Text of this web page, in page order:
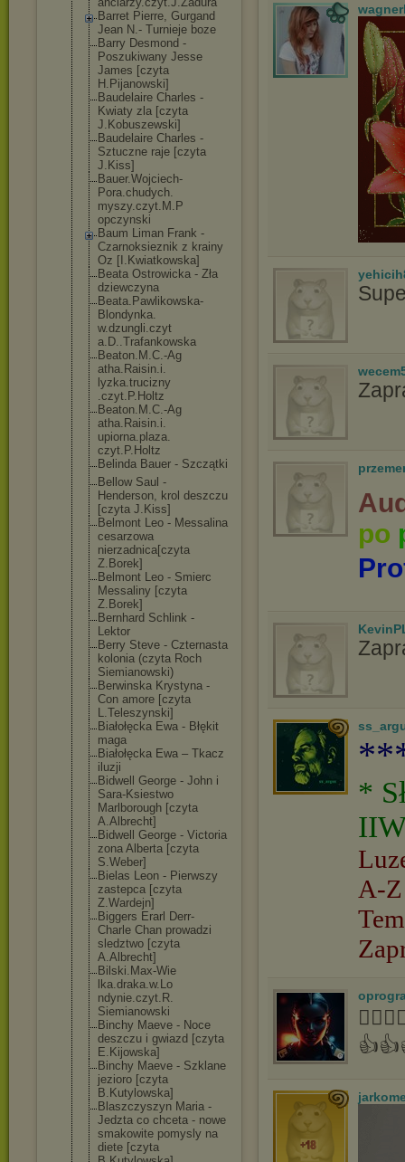
Barret Pierre, Gurgand
Jean N.- Turnieje boze
Barry Desmond -
Poszukiwany Jesse
James [czyta
H.Pijanowski]
Baudelaire Charles -
Kwiaty zla [czyta
J.Kobuszewski]
Baudelaire Charles -
Sztuczne raje [czyta
J.Kiss]
Bauer.Wojciech-
Pora.chudych.
myszy.czyt.M.P
opczynski
Baum Liman Frank -
Czarnoksieznik z krainy
Oz [I.Kwiatkowska]
Beata Ostrowicka - Zła
dziewczyna
Beata.Pawlikowska-
Blondynka.
w.dzungli.czyt
a.D..Trafankowska
Beaton.M.C.-Ag
atha.Raisin.i.
lyzka.trucizny
.czyt.P.Holtz
Beaton.M.C.-Ag
atha.Raisin.i.
upiorna.plaza.
czyt.P.Holtz
Belinda Bauer - Szczątki
Bellow Saul -
Henderson, krol deszczu
[czyta J.Kiss]
Belmont Leo - Messalina
cesarzowa
nierzadnica[czyta
Z.Borek]
Belmont Leo - Smierc
Messaliny [czyta
Z.Borek]
Bernhard Schlink -
Lektor
Berry Steve - Czternasta
kolonia (czyta Roch
Siemianowski)
Berwinska Krystyna -
Con amore [czyta
L.Teleszynski]
Białołęcka Ewa - Błękit
maga
Białołęcka Ewa – Tkacz
iluzji
Bidwell George - John i
Sara-Ksiestwo
Marlborough [czyta
A.Albrecht]
Bidwell George - Victoria
zona Alberta [czyta
S.Weber]
Bielas Leon - Pierwszy
zastepca [czyta
Z.Wardejn]
Biggers Erarl Derr-
Charle Chan prowadzi
sledztwo [czyta
A.Albrecht]
Bilski.Max-Wie
lka.draka.w.Lo
ndynie.czyt.R.
Siemianowski
Binchy Maeve - Noce
deszczu i gwiazd [czyta
E.Kijowska]
Binchy Maeve - Szklane
jezioro [czyta
B.Kutylowska]
Blaszczyszyn Maria -
Jedzta co chceta - nowe
smakowite pomysly na
diete [czyta
po
*
A-